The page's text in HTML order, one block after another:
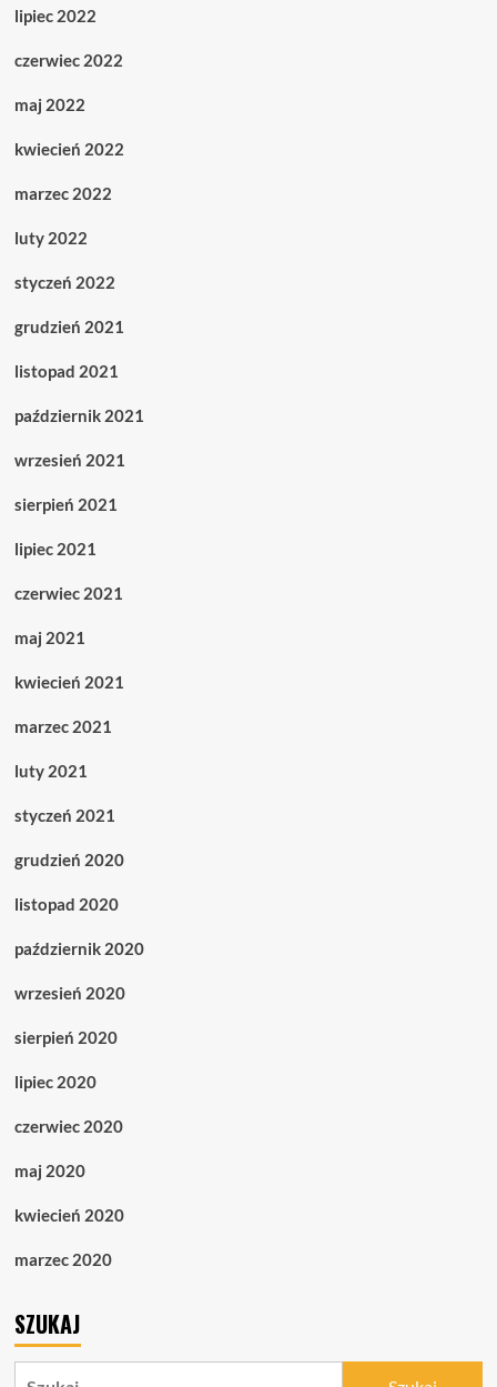
lipiec 2022
czerwiec 2022
maj 2022
kwiecień 2022
marzec 2022
luty 2022
styczeń 2022
grudzień 2021
listopad 2021
październik 2021
wrzesień 2021
sierpień 2021
lipiec 2021
czerwiec 2021
maj 2021
kwiecień 2021
marzec 2021
luty 2021
styczeń 2021
grudzień 2020
listopad 2020
październik 2020
wrzesień 2020
sierpień 2020
lipiec 2020
czerwiec 2020
maj 2020
kwiecień 2020
marzec 2020
SZUKAJ